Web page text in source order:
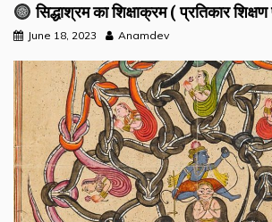
सिद्धाश्रम का शिक्षाक्रम ( प्रतिकार शिक्षण
June 18, 2023 Anamdev